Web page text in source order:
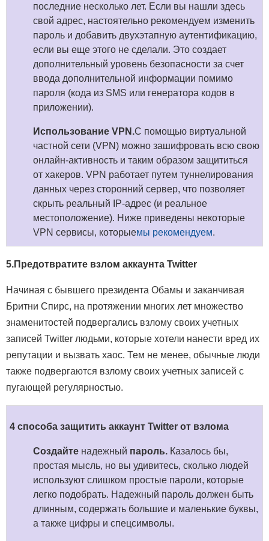
последние несколько лет. Если вы нашли здесь
свой адрес, настоятельно рекомендуем изменить
пароль и добавить двухэтапную аутентификацию,
если вы еще этого не сделали. Это создает
дополнительный уровень безопасности за счет
ввода дополнительной информации помимо
пароля (кода из SMS или генератора кодов в
приложении).
Использование VPN.С помощью виртуальной
частной сети (VPN) можно зашифровать всю свою
онлайн-активность и таким образом защититься
от хакеров. VPN работает путем туннелирования
данных через сторонний сервер, что позволяет
скрыть реальный IP-адрес (и реальное
местоположение). Ниже приведены некоторые
VPN сервисы, которыемы рекомендуем.
5.Предотвратите взлом аккаунта Twitter
Начиная с бывшего президента Обамы и заканчивая
Бритни Спирс, на протяжении многих лет множество
знаменитостей подвергались взлому своих учетных
записей Twitter людьми, которые хотели нанести вред их
репутации и вызвать хаос. Тем не менее, обычные люди
также подвергаются взлому своих учетных записей с
пугающей регулярностью.
4 способа защитить аккаунт Twitter от взлома
Создайте надежный пароль. Казалось бы,
простая мысль, но вы удивитесь, сколько людей
используют слишком простые пароли, которые
легко подобрать. Надежный пароль должен быть
длинным, содержать большие и маленькие буквы,
а также цифры и спецсимволы.